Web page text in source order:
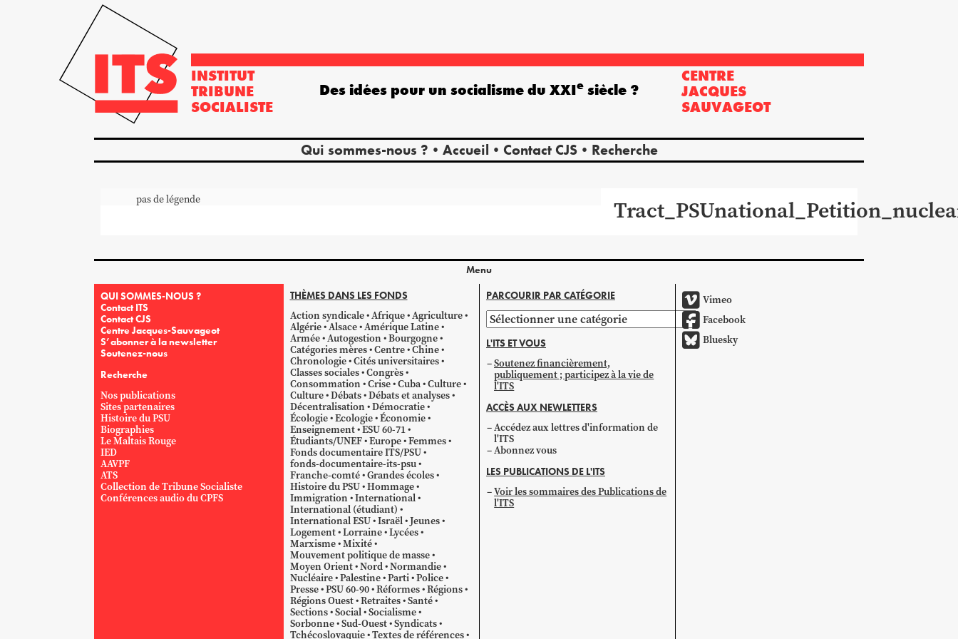
INSTITUT
TRIBUNE
SOCIALISTE
CENTRE
JACQUES
SAUVAGEOT
Qui sommes-nous ? Accueil Contact CJS Recherche
Des idées pour un socialisme du XXIe siècle ?
pas de légende
Menu
QUI SOMMES-NOUS ?
Contact ITS
Contact CJS
Centre Jacques-Sauvageot
S’abonner à la newsletter
Soutenez-nous
Recherche
Nos publications
Sites partenaires
Histoire du PSU
Biographies
Le Maltais Rouge
IED
AAVPF
ATS
Collection de Tribune Socialiste
Conférences audio du CPFS
THÈMES DANS LES FONDS
Action syndicale Afrique Agriculture
Algérie Alsace Amérique Latine
Armée Autogestion Bourgogne
Catégories mères Centre Chine
Chronologie Cités universitaires
Classes sociales Congrès
Consommation Crise Cuba Culture
Culture Débats Débats et analyses
Décentralisation Démocratie
Écologie Ecologie Économie
Enseignement ESU 60-71
Étudiants/UNEF Europe Femmes
Fonds documentaire ITS/PSU
fonds-documentaire-its-psu
Franche-comté Grandes écoles
Histoire du PSU Hommage
Immigration International
International (étudiant)
International ESU Israël Jeunes
Logement Lorraine Lycées
Marxisme Mixité
Mouvement politique de masse
Moyen Orient Nord Normandie
Nucléaire Palestine Parti Police
Presse PSU 60-90 Réformes Régions
Régions Ouest Retraites Santé
Sections Social Socialisme
Sorbonne Sud-Ouest Syndicats
Tchécoslovaquie Textes de références
PARCOURIR PAR CATÉGORIE
Parcourir
par
catégorie
L'ITS ET VOUS
Soutenez financièrement,
publiquement ; participez à la vie de
l'ITS
ACCÈS AUX NEWLETTERS
Accédez aux lettres d'information de
l'ITS
Abonnez vous
LES PUBLICATIONS DE L'ITS
Voir les sommaires des Publications de
l'ITS
Vimeo
Facebook
Bluesky